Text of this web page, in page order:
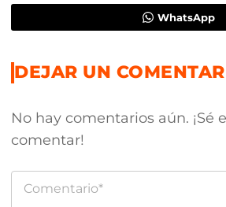
WhatsApp
DEJAR UN
No hay comentarios aún. ¡Sé
comentar!